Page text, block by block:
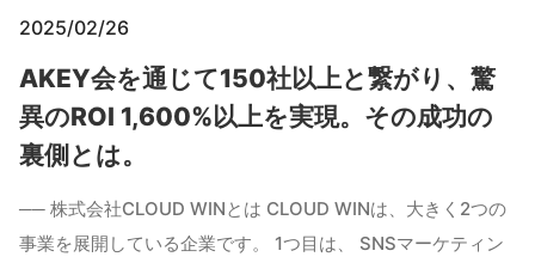
2025/02/26
AKEY会を通じて150社以上と繋がり、驚
異のROI 1,600%以上を実現。その成功の
裏側とは。
── 株式会社CLOUD WINとは CLOUD WINは、大きく2つの
事業を展開している企業です。 1つ目は、 SNSマーケティン